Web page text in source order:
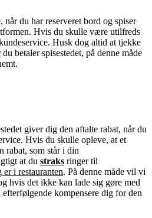
du har reserveret bord og spiser
Hvis du skulle være utilfreds
Husk dog altid at tjekke
du betaler spisestedet, på denne måde
giver dig den aftalte rabat, når du
Hvis du skulle opleve, at et
rabat, som står i din
at du straks ringer til
er i restauranten. På denne måde vil vi
hvis det ikke kan lade sig gøre med
kompensere dig for den